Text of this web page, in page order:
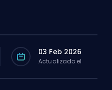
03 Feb 2026
Actualizado el